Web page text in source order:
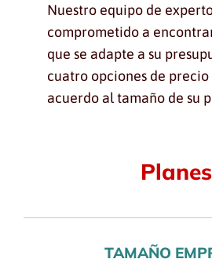
Nuestro equipo de
comprometido a
que se adapte a su
cuatro opciones de
acuerdo al tamaño de su
Planes
TAMAÑO